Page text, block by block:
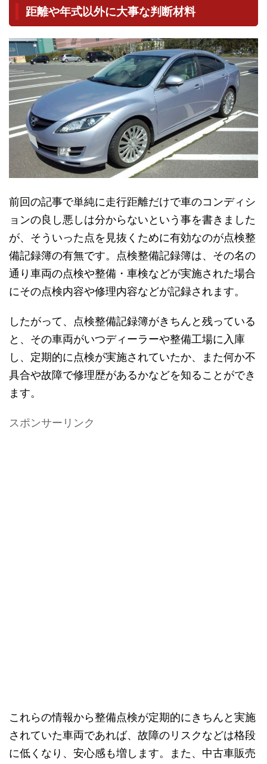
距離や年式以外に大事な判断材料
前回の記事で単純に走行距離だけで車のコンディシ
ョンの良し悪しは分からないという事を書きました
が、そういった点を見抜くために有効なのが点検整
備記録簿の有無です。点検整備記録簿は、その名の
通り車両の点検や整備・車検などが実施された場合
にその点検内容や修理内容などが記録されます。
したがって、点検整備記録簿がきちんと残っている
と、その車両がいつディーラーや整備工場に入庫
し、定期的に点検が実施されていたか、また何か不
具合や故障で修理歴があるかなどを知ることができ
ます。
スポンサーリンク
これらの情報から整備点検が定期的にきちんと実施
されていた車両であれば、故障のリスクなどは格段
に低くなり、安心感も増します。また、中古車販売